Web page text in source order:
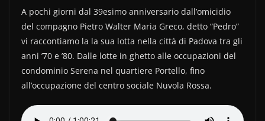
e
b
o
o
k
er di
vi
di
A pochi giorni dal 39esimo anniversario dall’omicidio
del compagno Pietro Walter Maria Greco, detto “Pedro”
vi raccontiamo la la sua lotta nella città di Padova tra gli
anni ’70 e ’80. Dalle lotte in ghetto alle occupazioni del
condominio Serena nel quartiere Portello, fino
all’occupazione del centro sociale Nuvola Rossa.